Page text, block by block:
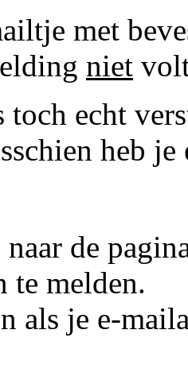
met
niet
echt
heb je
naar de
te melden.
als je e-